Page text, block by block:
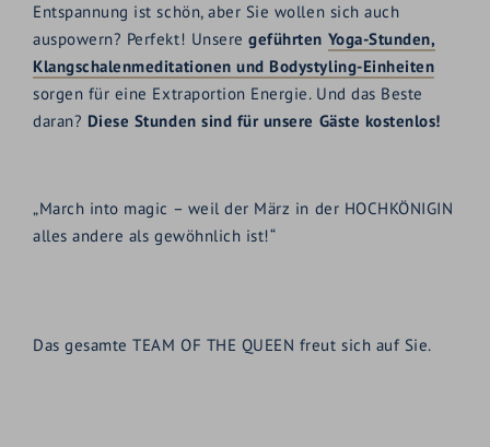
Entspannung ist schön, aber Sie wollen sich auch
auspowern? Perfekt! Unseregeführten Yoga-Stunden,
Klangschalenmeditationen und Bodystyling-Einheiten
sorgen für eine Extraportion Energie. Und das Beste
daran? Diese Stunden sind für unsere Gäste kostenlos!
„March into magic – weil der März in der HOCHKÖNIGIN
alles andere als gewöhnlich ist!“
Das gesamte TEAM OF THE QUEEN freut sich auf Sie.